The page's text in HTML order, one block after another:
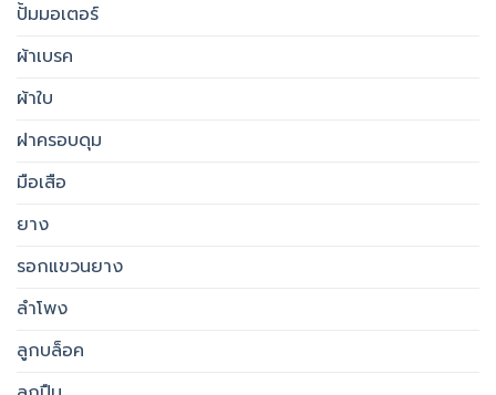
ปั้มมอเตอร์
ผ้าเบรค
ผ้าใบ
ฝาครอบดุม
มือเสือ
ยาง
รอกแขวนยาง
ลำโพง
ลูกบล็อค